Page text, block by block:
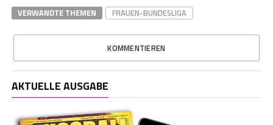
VERWANDTE THEMEN FRAUEN-BUNDESLIGA
KOMMENTIEREN
AKTUELLE AUSGABE